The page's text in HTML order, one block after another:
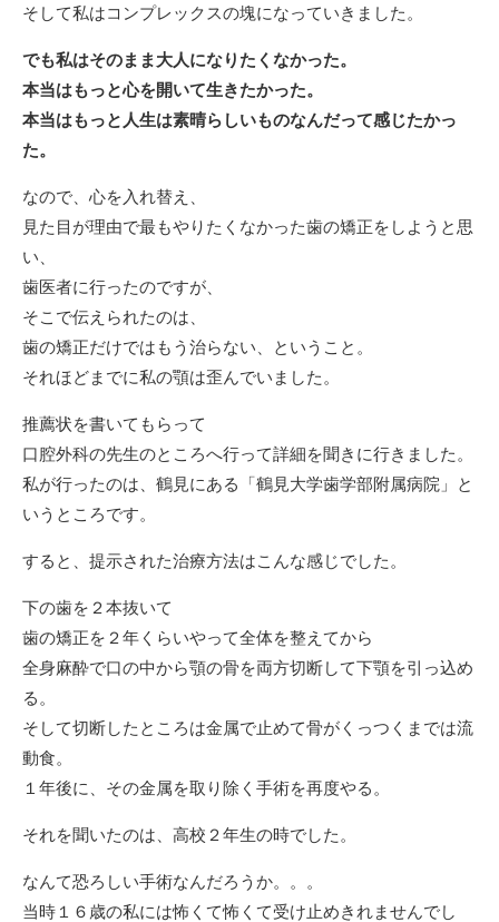
そして私はコンプレックスの塊になっていきました。
でも私はそのまま大人になりたくなかった。
本当はもっと心を開いて生きたかった。
本当はもっと人生は素晴らしいものなんだって感じたかっ
た。
なので、心を入れ替え、
見た目が理由で最もやりたくなかった歯の矯正をしようと思
い、
歯医者に行ったのですが、
そこで伝えられたのは、
歯の矯正だけではもう治らない、ということ。
それほどまでに私の顎は歪んでいました。
推薦状を書いてもらって
口腔外科の先生のところへ行って詳細を聞きに行きました。
私が行ったのは、鶴見にある「鶴見大学歯学部附属病院」と
いうところです。
すると、提示された治療方法はこんな感じでした。
下の歯を２本抜いて
歯の矯正を２年くらいやって全体を整えてから
全身麻酔で口の中から顎の骨を両方切断して下顎を引っ込め
る。
そして切断したところは金属で止めて骨がくっつくまでは流
動食。
１年後に、その金属を取り除く手術を再度やる。
それを聞いたのは、高校２年生の時でした。
なんて恐ろしい手術なんだろうか。。。
当時１６歳の私には怖くて怖くて受け止めきれませんでし